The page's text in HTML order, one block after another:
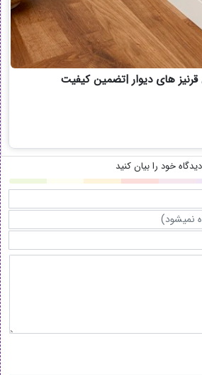
های دیوار |تضمین کیفیت
دیدگاه خود را بیان کنید